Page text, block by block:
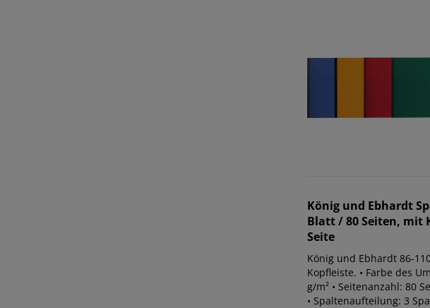
König und Ebhardt
Blatt / 80 Seiten, mit
Seite
König und Ebhardt 86-
Kopfleiste. • Farbe des
g/m² • Seitenanzahl: 80
• Spaltenaufteilung: 3